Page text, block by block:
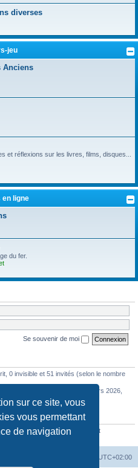
sur ce site, vous
vous permettant
de navigation
diverses
jeu
Anciens
et réflexions sur les livres, films, disques...
en ligne
du fer.
Se souvenir de moi
0 invisible et 51 invités (selon le nombre
le 11 mars 2026,
Notre membre le plus récent est
UTC+02:00